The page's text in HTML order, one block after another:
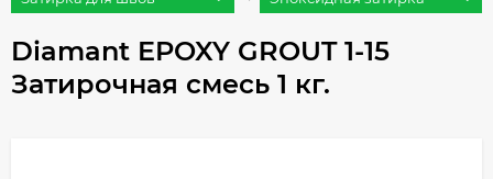
Diamant EPOXY GROUT 1-15
Затирочная смесь 1 кг.